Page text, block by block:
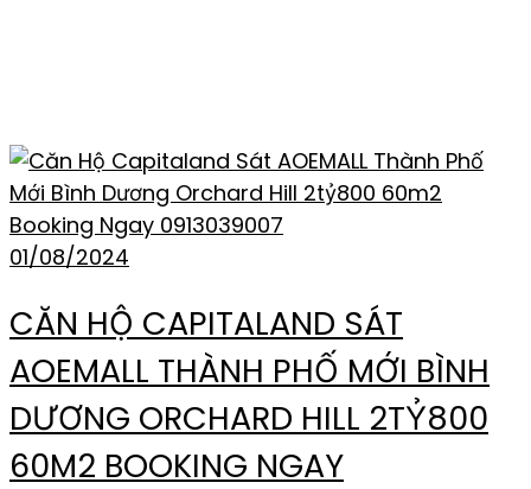
01/08/2024
CĂN HỘ CAPITALAND SÁT
AOEMALL THÀNH PHỐ MỚI BÌNH
DƯƠNG ORCHARD HILL 2TỶ800
60M2 BOOKING NGAY